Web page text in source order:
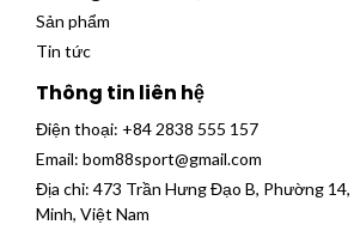
Sản phẩm
Tin tức
Thông tin liên hệ
Điện thoại: +84 2838 555 157
Email: bom88sport@gmail.com
Địa chỉ: 473 Trần Hưng Đạo B, Phường 14,
Minh, Việt Nam